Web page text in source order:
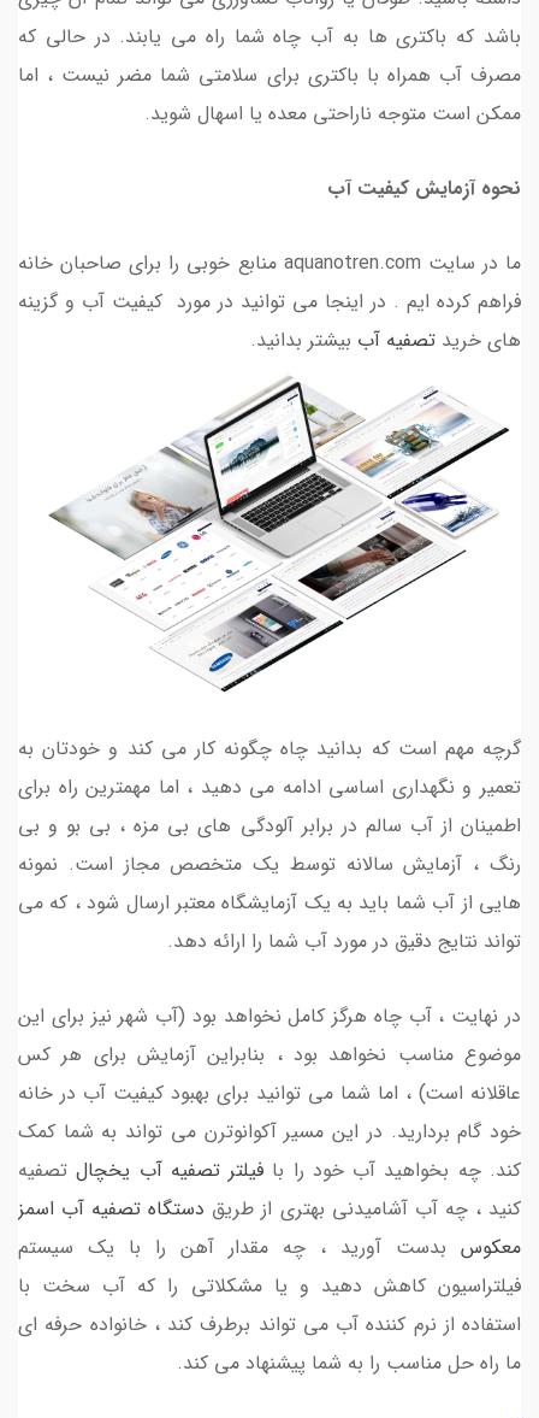
باشد که باکتری ها به آب چاه شما راه می یابند. در حالی که
مصرف آب همراه با باکتری برای سلامتی شما مضر نیست ، اما
ممکن است متوجه ناراحتی معده یا اسهال شوید.
نحوه آزمایش کیفیت آب
ما در سایت aquanotren.com منابع خوبی را برای صاحبان خانه
فراهم کرده ایم . در اینجا می توانید در مورد کیفیت آب و گزینه
های خرید تصفیه آب بیشتر بدانید.
گرچه مهم است که بدانید چاه چگونه کار می کند و خودتان به
تعمیر و نگهداری اساسی ادامه می دهید ، اما مهمترین راه برای
اطمینان از آب سالم در برابر آلودگی های بی مزه ، بی بو و بی
رنگ ، آزمایش سالانه توسط یک متخصص مجاز است. نمونه
هایی از آب شما باید به یک آزمایشگاه معتبر ارسال شود ، که می
تواند نتایج دقیق در مورد آب شما را ارائه دهد.
در نهایت ، آب چاه هرگز کامل نخواهد بود (آب شهر نیز برای این
موضوع مناسب نخواهد بود ، بنابراین آزمایش برای هر کس
عاقلانه است) ، اما شما می توانید برای بهبود کیفیت آب در خانه
خود گام بردارید. در این مسیر آکوانوترن می تواند به شما کمک
کند. چه بخواهید آب خود را با فیلتر تصفیه آب یخچالتصفیه
کنید ، چه آب آشامیدنی بهتری از طریق دستگاه تصفیه آب اسمز
معکوس بدست آورید ، چه مقدار آهن را با یک سیستم
فیلتراسیون کاهش دهید و یا مشکلاتی را که آب سخت با
استفاده از نرم کننده آب می تواند برطرف کند ، خانواده حرفه ای
ما راه حل مناسب را به شما پیشنهاد می کند.